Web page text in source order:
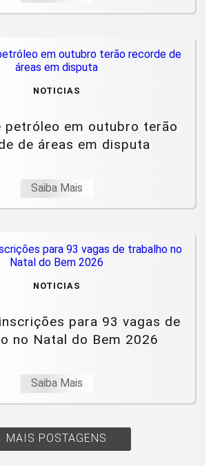
NOTICIAS
petróleo em outubro terão
de áreas em disputa
Saiba Mais
NOTICIAS
para 93 vagas de
no Natal do Bem 2026
Saiba Mais
MAIS POSTAGENS